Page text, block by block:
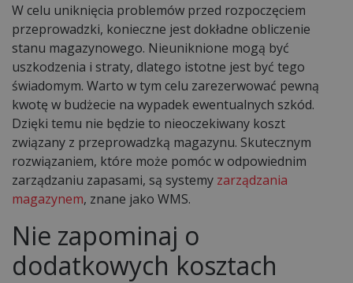
W celu uniknięcia problemów przed rozpoczęciem
przeprowadzki, konieczne jest dokładne obliczenie
stanu magazynowego. Nieuniknione mogą być
uszkodzenia i straty, dlatego istotne jest być tego
świadomym. Warto w tym celu zarezerwować pewną
kwotę w budżecie na wypadek ewentualnych szkód.
Dzięki temu nie będzie to nieoczekiwany koszt
związany z przeprowadzką magazynu. Skutecznym
rozwiązaniem, które może pomóc w odpowiednim
zarządzaniu zapasami, są systemy zarządzania
magazynem, znane jako WMS.
Nie zapominaj o
dodatkowych kosztach